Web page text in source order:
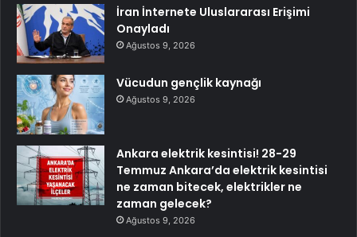
İran İnternete Uluslararası Erişimi
Onayladı
Ağustos 9, 2026
Vücudun gençlik kaynağı
Ağustos 9, 2026
Ankara elektrik kesintisi! 28-29
Temmuz Ankara’da elektrik kesintisi
ne zaman bitecek, elektrikler ne
zaman gelecek?
Ağustos 9, 2026